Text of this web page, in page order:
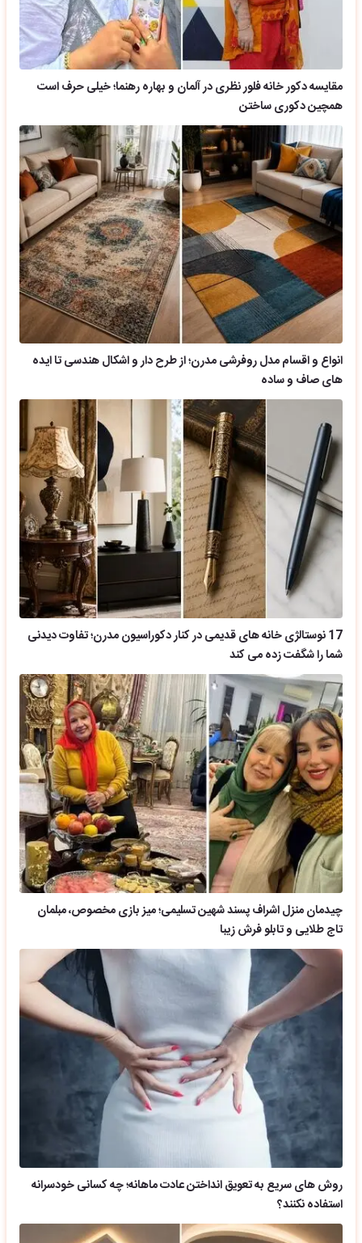
مقایسه دکور خانه فلور نظری در آلمان و بهاره رهنما؛ خیلی حرف است
همچین دکوری ساختن
انواع و اقسام مدل روفرشی مدرن؛ از طرح دار و اشکال هندسی تا ایده
های صاف و ساده
17 نوستالژی خانه های قدیمی در کنار دکوراسیون مدرن؛ تفاوت دیدنی
شما را شگفت زده می کند
چیدمان منزل اشراف پسند شهین تسلیمی؛ میز بازی مخصوص، مبلمان
تاج طلایی و تابلو فرش زیبا
روش های سریع به تعویق انداختن عادت ماهانه؛ چه کسانی خودسرانه
استفاده نکنند؟